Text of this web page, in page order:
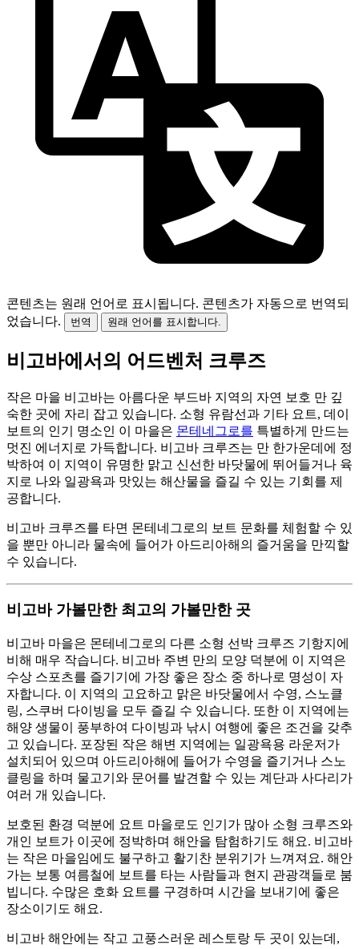
콘텐츠는 원래 언어로 표시됩니다. 콘텐츠가 자동으로 번역되
었습니다.
번역 원래 언어를 표시합니다.
비고바에서의 어드벤처 크루즈
작은 마을 비고바는 아름다운 부드바 지역의 자연 보호 만 깊
숙한 곳에 자리 잡고 있습니다. 소형 유람선과 기타 요트, 데이
보트의 인기 명소인 이 마을은 몬테네그로를 특별하게 만드는
멋진 에너지로 가득합니다. 비고바 크루즈는 만 한가운데에 정
박하여 이 지역이 유명한 맑고 신선한 바닷물에 뛰어들거나 육
지로 나와 일광욕과 맛있는 해산물을 즐길 수 있는 기회를 제
공합니다.
비고바 크루즈를 타면 몬테네그로의 보트 문화를 체험할 수 있
을 뿐만 아니라 물속에 들어가 아드리아해의 즐거움을 만끽할
수 있습니다.
비고바 가볼만한 최고의 가볼만한 곳
비고바 마을은 몬테네그로의 다른 소형 선박 크루즈 기항지에
비해 매우 작습니다. 비고바 주변 만의 모양 덕분에 이 지역은
수상 스포츠를 즐기기에 가장 좋은 장소 중 하나로 명성이 자
자합니다. 이 지역의 고요하고 맑은 바닷물에서 수영, 스노클
링, 스쿠버 다이빙을 모두 즐길 수 있습니다. 또한 이 지역에는
해양 생물이 풍부하여 다이빙과 낚시 여행에 좋은 조건을 갖추
고 있습니다. 포장된 작은 해변 지역에는 일광욕용 라운저가
설치되어 있으며 아드리아해에 들어가 수영을 즐기거나 스노
클링을 하며 물고기와 문어를 발견할 수 있는 계단과 사다리가
여러 개 있습니다.
보호된 환경 덕분에 요트 마을로도 인기가 많아 소형 크루즈와
개인 보트가 이곳에 정박하며 해안을 탐험하기도 해요. 비고바
는 작은 마을임에도 불구하고 활기찬 분위기가 느껴져요. 해안
가는 보통 여름철에 보트를 타는 사람들과 현지 관광객들로 붐
빕니다. 수많은 호화 요트를 구경하며 시간을 보내기에 좋은
장소이기도 해요.
비고바 해안에는 작고 고풍스러운 레스토랑 두 곳이 있는데,